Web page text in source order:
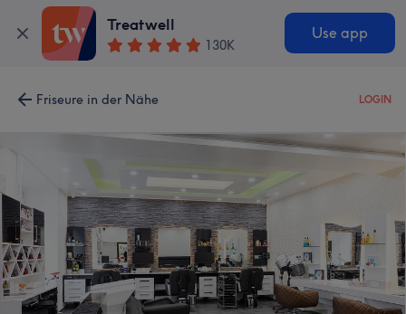
Treatwell
130K
Use app
Friseure in der Nähe LOGIN